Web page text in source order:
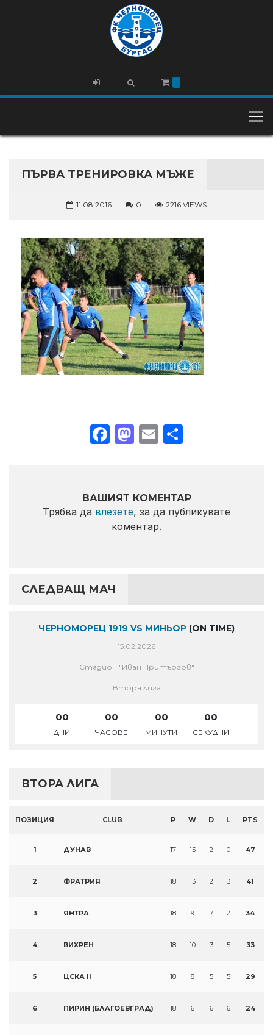
ПЪРВА ТРЕНИРОВКА МЪЖЕ
11.08.2016 0 2216 VIEWS
Facebook
Mastodon
Email
ВАШИЯТ КОМЕНТАР
Трябва да влезете, за да публикувате
коментар.
СЛЕДВАЩ МАЧ
ЧЕРНОМОРЕЦ 1919 VS МИНЬОР (ON TIME)
15.02.2026
Стадион "Иван Притъргов"
Втора лига
00
ДНИ
00
ЧАСОВЕ
00
МИНУТИ
00
СЕКУДНИ
ВТОРА ЛИГА
ПОЗИЦИЯ CLUB P W D L PTS
1 ДУНАВ 17 15 2 0 47
2 ФРАТРИЯ 18 13 2 3 41
3 ЯНТРА 18 9 7 2 34
4 ВИХРЕН 18 10 3 5 33
5 ЦСКА II 18 8 5 5 29
6 ПИРИН (БЛАГОЕВГРАД) 18 6 6 6 24